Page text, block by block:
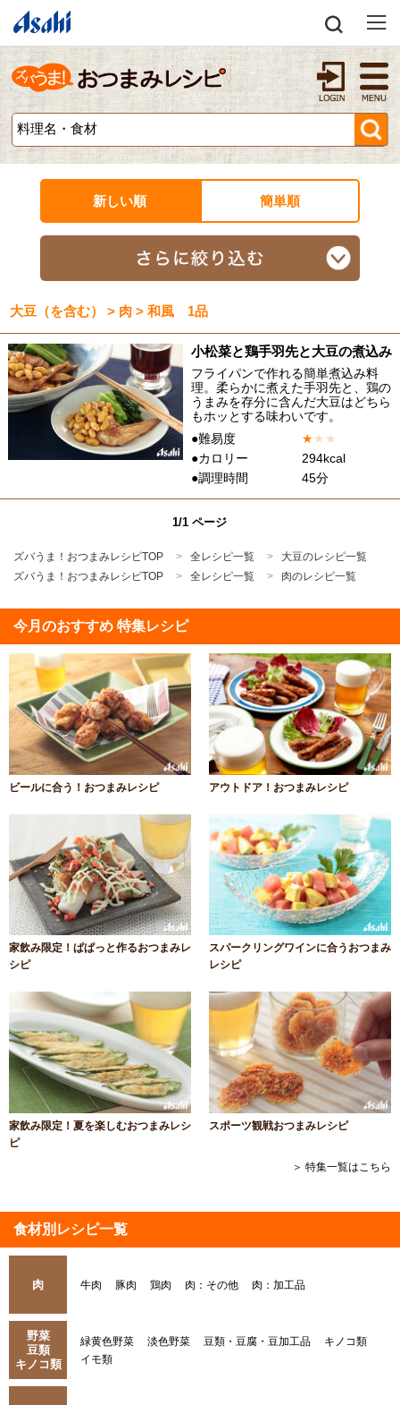
新しい順 簡単順
大豆（を含む） > 肉 > 和風 1品
小松菜と鶏手羽先と大豆の煮込み
フライパンで作れる簡単煮込み料
理。柔らかに煮えた手羽先と、鶏の
うまみを存分に含んだ大豆はどちら
もホッとする味わいです。
●難易度
★★ ★
●カロリー
294kcal
●調理時間
45分
1/1 ページ
ズバうま！おつまみレシピTOP 全レシピ一覧
大豆のレシピ一覧
ズバうま！おつまみレシピTOP
全レシピ一覧 肉のレシピ一覧
今月のおすすめ 特集レシピ
ビールに合う！おつまみレシピ アウトドア！おつまみレシピ
家飲み限定！ぱぱっと作るおつまみレ
シピ
スパークリングワインに合うおつまみ
レシピ
家飲み限定！夏を楽しむおつまみレシ
ピ
スポーツ観戦おつまみレシピ
＞ 特集一覧はこちら
食材別レシピ一覧
肉 牛肉 豚肉 鶏肉 肉：その他 肉：加工品
野菜
豆類
キノコ類
緑黄色野菜 淡色野菜 豆類・豆腐・豆加工品
キノコ類
イモ類